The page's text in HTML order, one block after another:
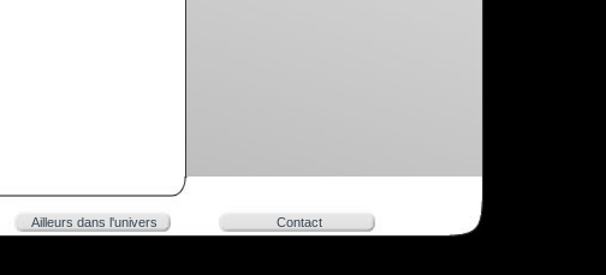
Ailleurs dans l'univers Contact